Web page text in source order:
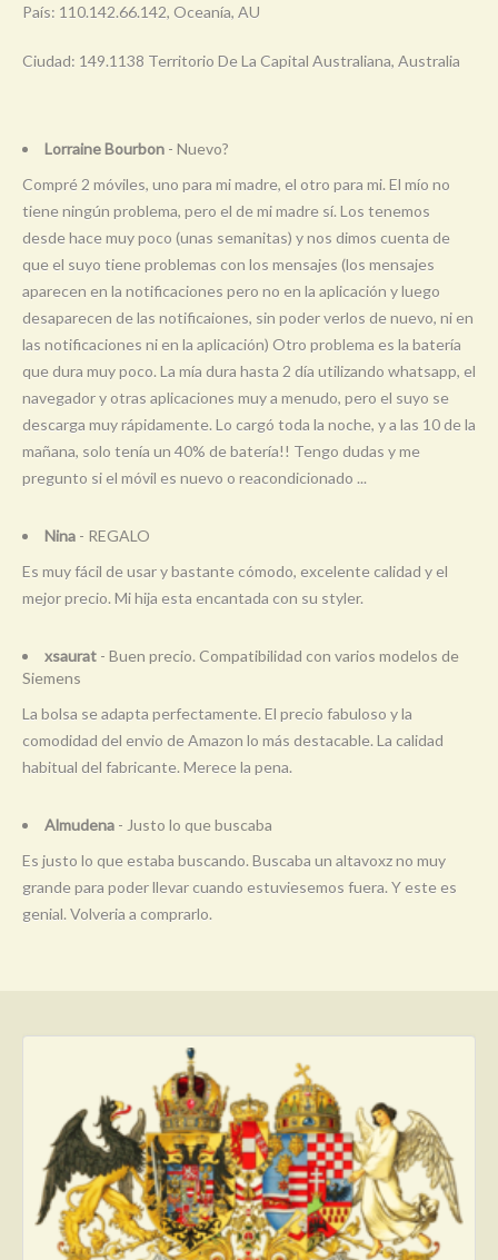
País: 110.142.66.142, Oceanía, AU
Ciudad: 149.1138 Territorio De La Capital Australiana, Australia
Lorraine Bourbon - Nuevo?
Compré 2 móviles, uno para mi madre, el otro para mi. El mío no
tiene ningún problema, pero el de mi madre sí. Los tenemos
desde hace muy poco (unas semanitas) y nos dimos cuenta de
que el suyo tiene problemas con los mensajes (los mensajes
aparecen en la notificaciones pero no en la aplicación y luego
desaparecen de las notificaiones, sin poder verlos de nuevo, ni en
las notificaciones ni en la aplicación) Otro problema es la batería
que dura muy poco. La mía dura hasta 2 día utilizando whatsapp, el
navegador y otras aplicaciones muy a menudo, pero el suyo se
descarga muy rápidamente. Lo cargó toda la noche, y a las 10 de la
mañana, solo tenía un 40% de batería!! Tengo dudas y me
pregunto si el móvil es nuevo o reacondicionado ...
Nina - REGALO
Es muy fácil de usar y bastante cómodo, excelente calidad y el
mejor precio. Mi hija esta encantada con su styler.
xsaurat - Buen precio. Compatibilidad con varios modelos de
Siemens
La bolsa se adapta perfectamente. El precio fabuloso y la
comodidad del envio de Amazon lo más destacable. La calidad
habitual del fabricante. Merece la pena.
Almudena - Justo lo que buscaba
Es justo lo que estaba buscando. Buscaba un altavoxz no muy
grande para poder llevar cuando estuviesemos fuera. Y este es
genial. Volveria a comprarlo.